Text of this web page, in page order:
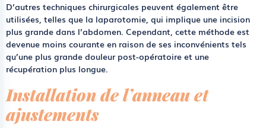
D’autres techniques chirurgicales peuvent également être
utilisées, telles que la laparotomie, qui implique une incision
plus grande dans l’abdomen. Cependant, cette méthode est
devenue moins courante en raison de ses inconvénients tels
qu’une plus grande douleur post-opératoire et une
récupération plus longue.
Installation de l’anneau et
ajustements